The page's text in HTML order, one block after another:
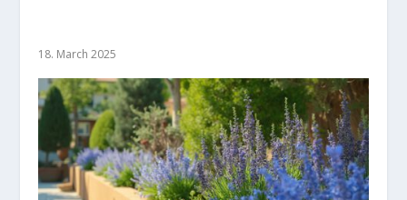
18. March 2025